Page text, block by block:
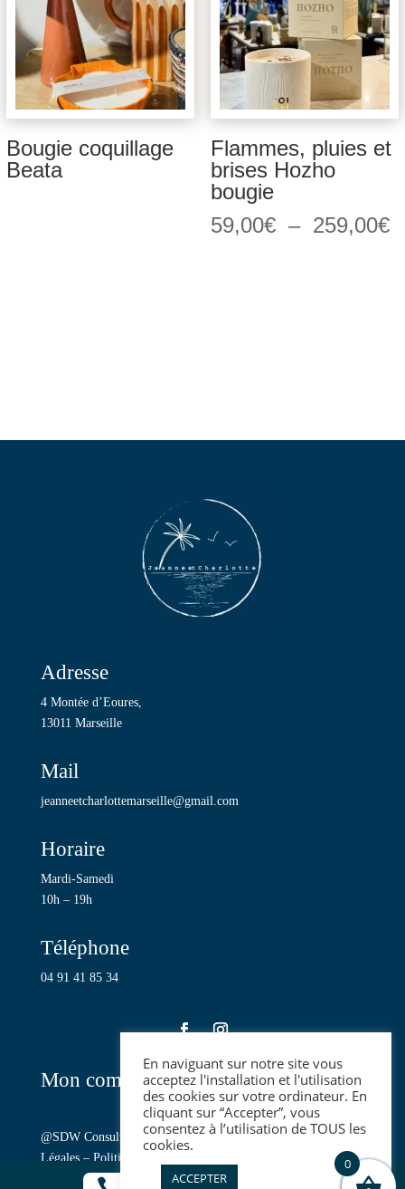
Bougie coquillage
Beata
Flammes, pluies et
brises Hozho
bougie
59,00€ – 259,00€
Adresse
4 Montée d’Eoures,
13011 Marseille
Mail
jeanneetcharlottemarseille@gmail.com
Horaire
Mardi-Samedi
10h – 19h
Téléphone
04 91 41 85 34
Mon compte
@SDW Consulting , copyright Jeanne et Charlotte – Mentions
Légales– Politique de confidentialité
En naviguant sur notre site vous
acceptez l'installation et l'utilisation
des cookies sur votre ordinateur. En
cliquant sur “Accepter”, vous
consentez à l’utilisation de TOUS les
cookies.
ACCEPTER
0